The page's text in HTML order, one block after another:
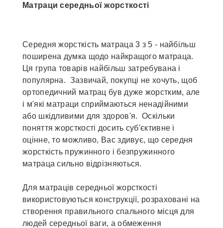
Матраци середньої жорсткості
Середня жорсткість матраца 3 з 5 - найбільш
поширена думка щодо найкращого матраца.
Ця група товарів найбільш затребувана і
популярна. Зазвичай, покупці не хочуть, щоб
ортопедичний матрац був дуже жорстким, але
і м'які матраци сприймаються ненадійними
або шкідливими для здоров'я. Оскільки
поняття жорсткості досить суб'єктивне і
оцінне, то можливо, Вас здивує, що середня
жорсткість пружинного і безпружинного
матраца сильно відрізняються.
Для матраців середньої жорсткості
використовуються конструкції, розраховані на
створення правильного спального місця для
людей середньої ваги, а обмеження